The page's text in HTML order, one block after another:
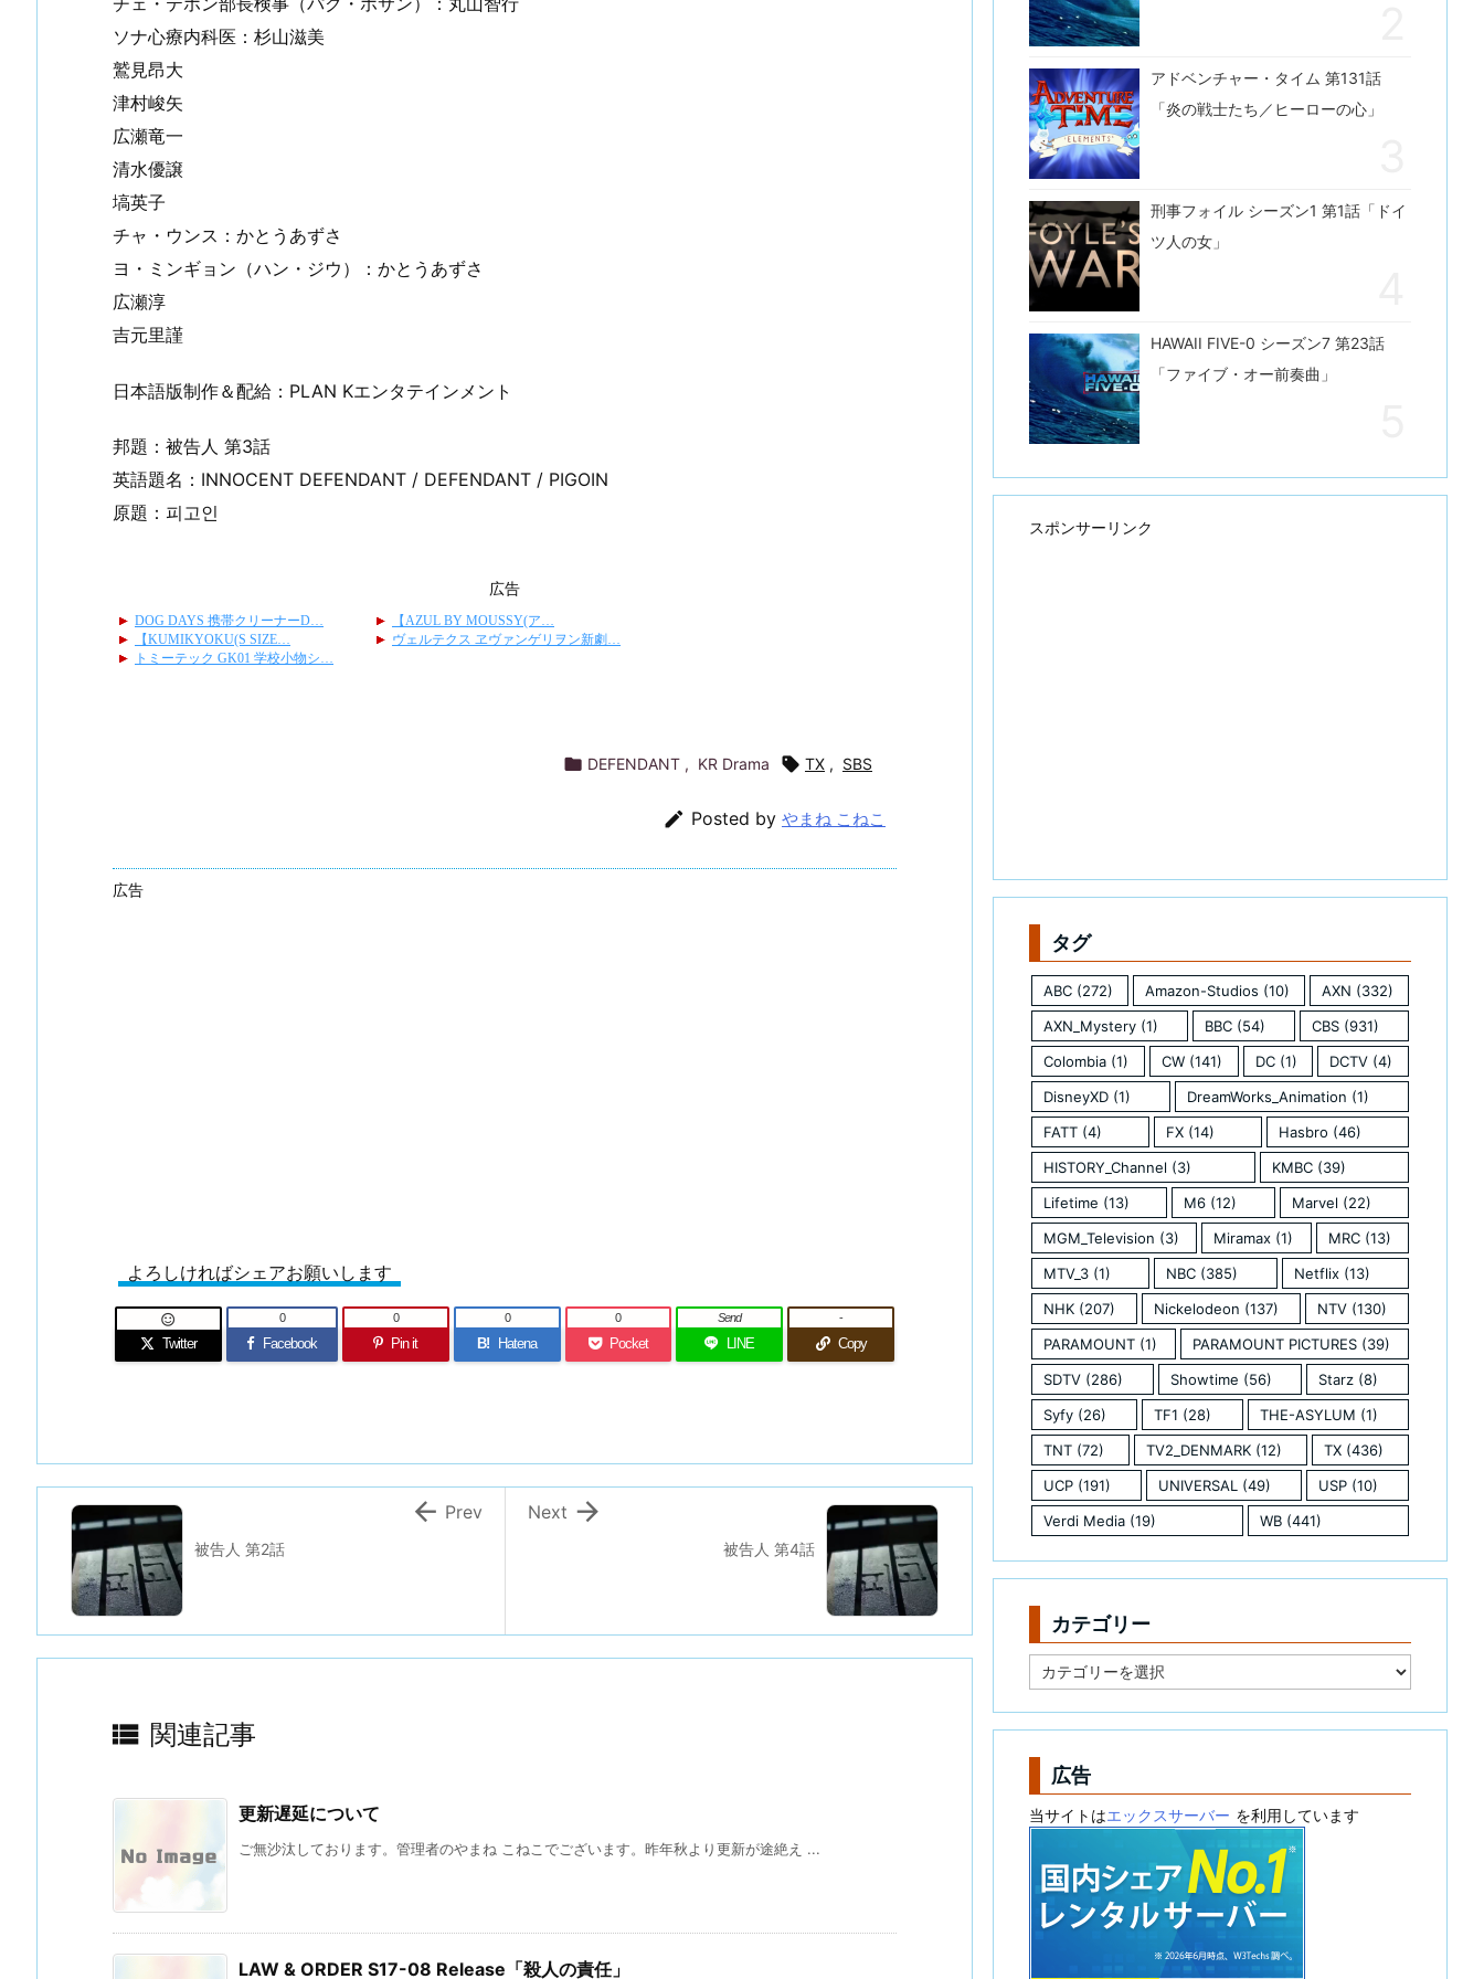
ソナ心療内科医：杉山滋美
鷲見昂大
津村峻矢
広瀬竜一
清水優譲
塙英子
チャ・ウンス：かとうあずさ
ヨ・ミンギョン（ハン・ジウ）：かとうあずさ
広瀬淳
吉元里謹
日本語版制作＆配給：PLAN Kエンタテインメント
邦題：被告人 第3話
英語題名：INNOCENT DEFENDANT / DEFENDANT / PIGOIN
原題：피고인
広告
 DEFENDANT , KR Drama  TX , SBS
 Posted by やまね こねこ
広告
よろしければシェアお願いします
Twitter

Facebook
0
Pin it
0
B! Hatena
0
Pocket
0
LINE
Send
Copy
-
被告人 第4話

Next
被告人 第2話
 Prev
 関連記事
更新遅延について
ご無沙汰しております。管理者のやまね こねこでございます。昨年秋より更新が途絶え ...
LAW & ORDER S17-08 Release「殺人の責任」
アドベンチャー・タイム 第131話
「炎の戦士たち／ヒーローの心」
刑事フォイル シーズン1 第1話「ドイ
ツ人の女」
HAWAII FIVE-0 シーズン7 第23話
「ファイブ・オー前奏曲」
スポンサーリンク
タグ
ABC (272) Amazon-Studios (10) AXN (332)
AXN_Mystery (1) BBC (54) CBS (931)
Colombia (1) CW(141) DC(1) DCTV (4)
DisneyXD (1) DreamWorks_Animation (1)
FATT (4) FX (14) Hasbro (46)
HISTORY_Channel (3) KMBC(39)
Lifetime (13) M6 (12) Marvel (22)
MGM_Television (3) Miramax (1) MRC(13)
MTV_3 (1) NBC (385) Netflix(13)
NHK (207) Nickelodeon (137) NTV (130)
PARAMOUNT (1) PARAMOUNT PICTURES (39)
SDTV (286) Showtime (56) Starz (8)
Syfy (26) TF1 (28) THE-ASYLUM (1)
TNT (72) TV2_DENMARK (12) TX (436)
UCP (191) UNIVERSAL (49) USP (10)
Verdi Media (19) WB (441)
カテゴリー
テ
リ
広告
当サイトはエックスサーバー を利用しています